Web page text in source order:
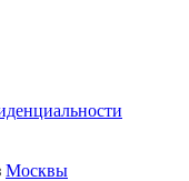
Москвы